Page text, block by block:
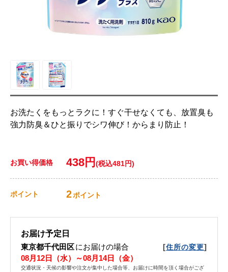
お洗たくをもっとラクに！すぐ干せなくても、放置臭も
強力防臭＆ひと振りでシワ伸び！からまり防止！
お買い得価格 438円 (税込481円)
ポイント 2ポイント
お届け予定日
東京都千代田区にお届けの場合 [住所の変更]
08月12日（水）～08月14日（金）
交通状況・天候の影響や注文が集中した場合等、お届けに時間を頂く場合がござ